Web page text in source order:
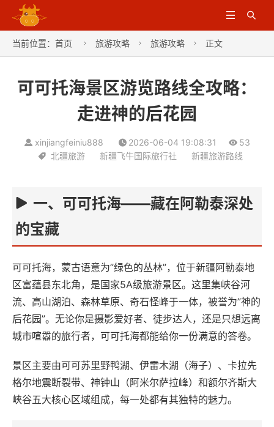


当前位置： 首页  旅游攻略  旅游攻略  正文
可可托海景区游览路线全攻略：
走进神的后花园
xinjiangfeiniu888 2026-06-04 19:08:31
53
北疆旅游
新疆飞牛国际旅行社 新疆旅游路线
一、可可托海——藏在阿勒泰深处
的宝藏
可可托海，蒙古语意为”绿色的丛林”，位于新疆阿勒泰地
区富蕴县东北角，是国家5A级旅游景区。这里集峡谷河
流、高山湖泊、森林草原、奇石怪峰于一体，被誉为”神的
后花园”。无论你是摄影爱好者、徒步达人，还是只想远离
城市喧嚣的旅行者，可可托海都能给你一份满意的答卷。
景区主要由可可苏里野鸭湖、伊雷木湖（海子）、卡拉先
格尔地震断裂带、神钟山（阿米尔萨拉峰）和额尔齐斯大
峡谷五大核心区域组成，每一处都有其独特的魅力。